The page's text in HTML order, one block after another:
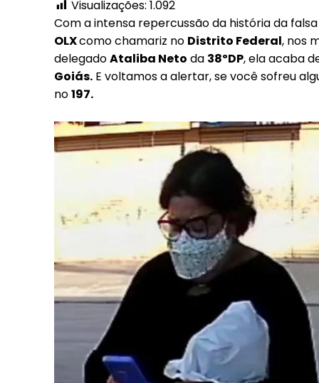
Free
Included for free:
Etiam est nibh, lobortis
Praesent euismod ac
Visualizações: 1.092
Com a intensa repercussão da história da
OLXcomo chamariz no Distrito Federal, nos
delegadoAtaliba Neto da 38ºDP, ela acaba
Goiás. E voltamos a alertar, se você sofreu
no197.